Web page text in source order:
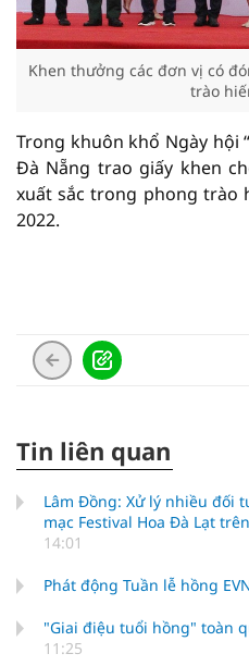
Khen thưởng các đơn vị có
trào
Trong khuôn khổ Ngày hội
Đà Nẵng trao giấy khen
xuất sắc trong phong trào
2022.
Tin liên quan
Lâm Đồng: Xử lý nhiều đối
mạc Festival Hoa Đà Lạt
14:01
Phát động Tuần lễ hồng
"Giai điệu tuổi hồng" toàn
11:25